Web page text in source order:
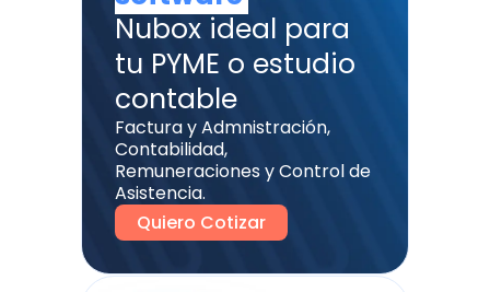
Nubox ideal para
tu PYME o estudio
contable
Factura y Admnistración,
Contabilidad,
Remuneraciones y Control de
Asistencia.
Quiero Cotizar